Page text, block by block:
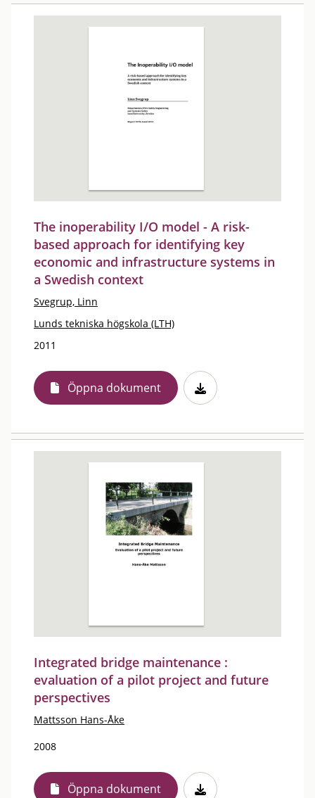
The inoperability I/O model - A risk-
based approach for identifying key
economic and infrastructure systems in
a Swedish context
Svegrup, Linn
Lunds tekniska högskola (LTH)
2011
Öppna dokument
Integrated bridge maintenance :
evaluation of a pilot project and future
perspectives
Mattsson Hans-Åke
2008
Öppna dokument